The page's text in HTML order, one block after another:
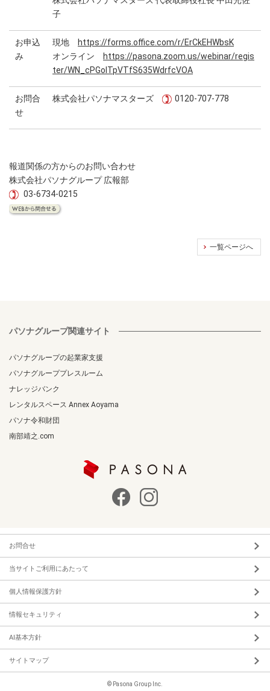
子
お申込
み
現地
https://forms.office.com/r/ErCkEHWbsK
オンライン
https://pasona.zoom.us/webinar/regis
ter/WN_cPGolTpVTfS635WdrfcVOA
お問合
せ
株式会社パソナマスターズ 0120-707-778
報道関係の方からのお問い合わせ
株式会社パソナグループ 広報部
03-6734-0215
一覧ページへ
パソナグループ関連サイト
パソナグループの起業家支援
パソナグループプレスルーム
ナレッジバンク
レンタルスペース Annex Aoyama
パソナ令和財団
南部靖之.com
お問合せ
当サイトご利用にあたって
個人情報保護方針
情報セキュリティ
AI基本方針
サイトマップ
© Pasona Group Inc.